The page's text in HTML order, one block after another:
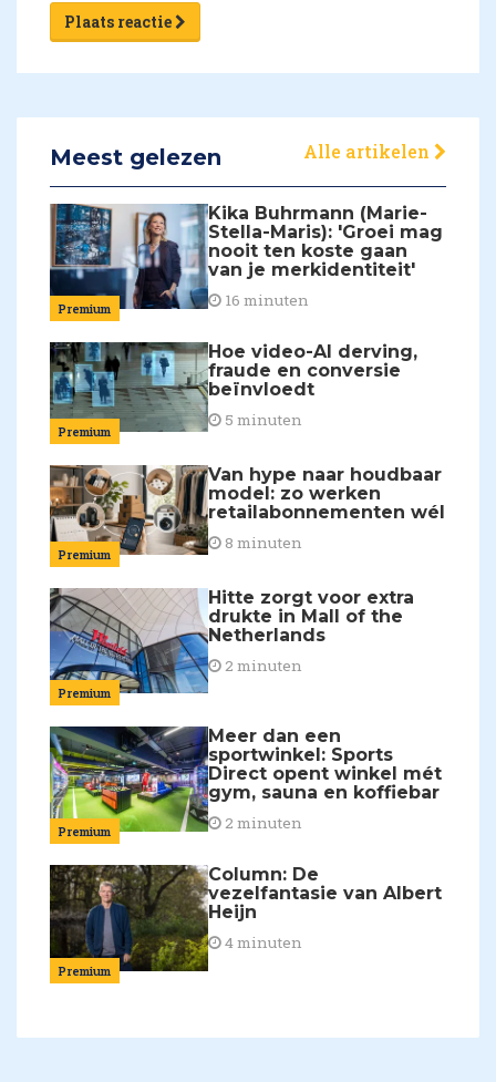
Plaats reactie
Meest gelezen Alle artikelen
Premium
Kika Buhrmann (Marie-
Stella-Maris): 'Groei mag
nooit ten koste gaan
van je merkidentiteit'
16 minuten
Premium
Hoe video-AI derving,
fraude en conversie
beïnvloedt
5 minuten
Premium
Van hype naar houdbaar
model: zo werken
retailabonnementen wél
8 minuten
Premium
Hitte zorgt voor extra
drukte in Mall of the
Netherlands
2 minuten
Premium
Meer dan een
sportwinkel: Sports
Direct opent winkel mét
gym, sauna en koffiebar
2 minuten
Premium
Column: De
vezelfantasie van Albert
Heijn
4 minuten